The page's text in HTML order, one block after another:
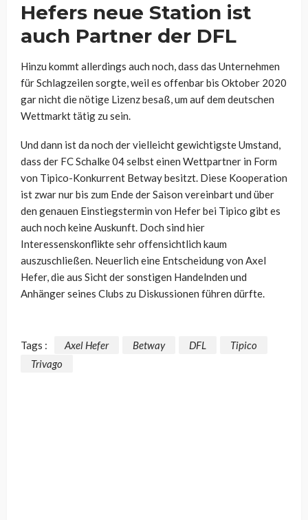
Hefers neue Station ist
auch Partner der DFL
Hinzu kommt allerdings auch noch, dass das Unternehmen
für Schlagzeilen sorgte, weil es offenbar bis Oktober 2020
gar nicht die nötige Lizenz besaß, um auf dem deutschen
Wettmarkt tätig zu sein.
Und dann ist da noch der vielleicht gewichtigste Umstand,
dass der FC Schalke 04 selbst einen Wettpartner in Form
von Tipico-Konkurrent Betway besitzt. Diese Kooperation
ist zwar nur bis zum Ende der Saison vereinbart und über
den genauen Einstiegstermin von Hefer bei Tipico gibt es
auch noch keine Auskunft. Doch sind hier
Interessenskonflikte sehr offensichtlich kaum
auszuschließen. Neuerlich eine Entscheidung von Axel
Hefer, die aus Sicht der sonstigen Handelnden und
Anhänger seines Clubs zu Diskussionen führen dürfte.
Tags : Axel Hefer Betway DFL
Tipico
Trivago